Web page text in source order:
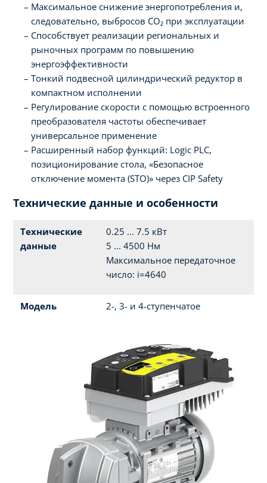
Максимальное снижение энергопотребления и,
следовательно, выбросов CO₂ при эксплуатации
Способствует реализации региональных и
рыночных программ по повышению
энергоэффективности
Тонкий подвесной цилиндрический редуктор в
компактном исполнении
Регулирование скорости с помощью встроенного
преобразователя частоты обеспечивает
универсальное применение
Расширенный набор функций: Logic PLC,
позиционирование стола, «Безопасное
отключение момента (STO)» через CIP Safety
Технические данные и особенности
Технические
данные
0.25 ... 7.5 кВт
5 ... 4500 Нм
Максимальное передаточное
число: i=4640
Модель 2-, 3- и 4-ступенчатое